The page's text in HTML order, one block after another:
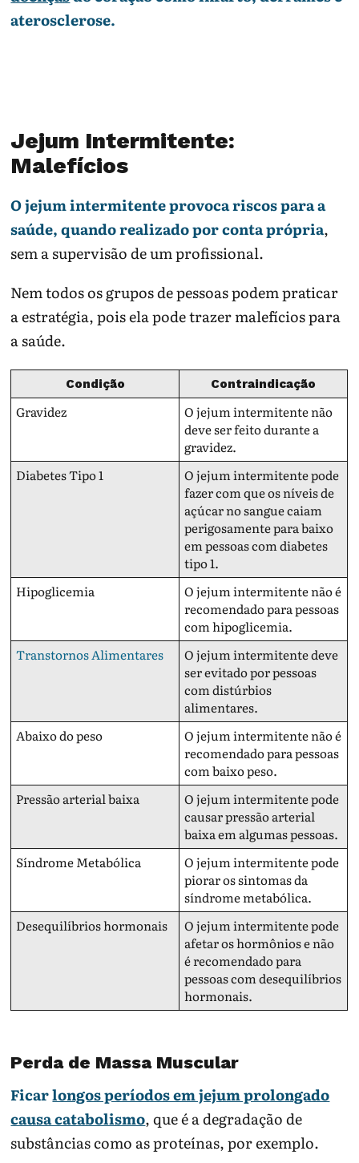
aterosclerose.
Jejum Intermitente:
Malefícios
O jejum intermitente provoca riscos para a
saúde, quando realizado por conta própria,
sem a supervisão de um profissional.
Nem todos os grupos de pessoas podem praticar
a estratégia, pois ela pode trazer malefícios para
a saúde.
Condição Contraindicação
Gravidez
O jejum intermitente não
deve ser feito durante a
gravidez.
Diabetes Tipo 1
O jejum intermitente pode
fazer com que os níveis de
açúcar no sangue caiam
perigosamente para baixo
em pessoas com diabetes
tipo 1.
Hipoglicemia
O jejum intermitente não é
recomendado para pessoas
com hipoglicemia.
Transtornos Alimentares
O jejum intermitente deve
ser evitado por pessoas
com distúrbios
alimentares.
Abaixo do peso
O jejum intermitente não é
recomendado para pessoas
com baixo peso.
Pressão arterial baixa
O jejum intermitente pode
causar pressão arterial
baixa em algumas pessoas.
Síndrome Metabólica
O jejum intermitente pode
piorar os sintomas da
síndrome metabólica.
Desequilíbrios hormonais
O jejum intermitente pode
afetar os hormônios e não
é recomendado para
pessoas com desequilíbrios
hormonais.
Perda de Massa Muscular
Ficarlongos períodos em jejum prolongado
causa catabolismo, que é a degradação de
substâncias como as proteínas, por exemplo.